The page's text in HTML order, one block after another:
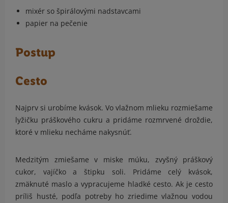
mixér so špirálovými nadstavcami
papier na pečenie
Postup
Cesto
Najprv si urobíme kvások. Vo vlažnom mlieku rozmiešame
lyžičku práškového cukru a pridáme rozmrvené droždie,
ktoré v mlieku necháme nakysnúť.
Medzitým zmiešame v miske múku, zvyšný práškový
cukor, vajíčko a štipku soli. Pridáme celý kvások,
zmäknuté maslo a vypracujeme hladké cesto. Ak je cesto
príliš husté, podľa potreby ho zriedime vlažnou vodou